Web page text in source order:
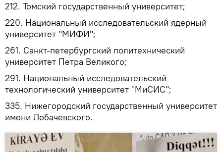
212. Томский государственный университет;
220. Национальный исследовательский ядерный
университет "МИФИ";
261. Санкт-петербургский политехнический
университет Петра Великого;
291. Национальный исследовательский
технологический университет "МиСИС";
335. Нижегородский государственный университет
имени Лобачевского.